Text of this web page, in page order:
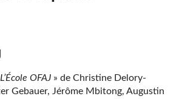
L’École OFAJ » de Christine Delory-
Gebauer, Jérôme Mbitong, Augustin